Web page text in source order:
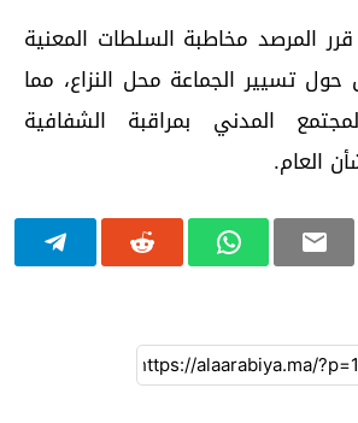
المرصد مخاطبة السلطات المعنية
تسيير الجماعة محل النزاع، مما
المدني بمراقبة الشفافية
العام.